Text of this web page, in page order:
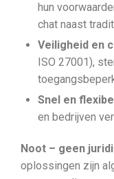
hun
chat naast
Veiligheid en
ISO 27001),
Snel en
en bedrijven
Noot – geen
oplossingen zijn